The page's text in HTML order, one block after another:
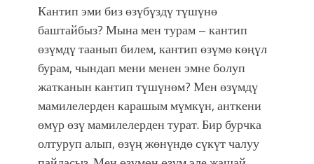
Кантип эми биз өзүбүздү түшүнө
баштайбыз? Мына мен турам – кантип
өзүмдү таанып билем, кантип өзүмө көңүл
бурам, чындап мени менен эмне болуп
жатканын кантип түшүнөм? Мен өзүмдү
мамилелерден карашым мүмкүн, анткени
өмүр өзү мамилелерден турат. Бир бурчка
олтуруп алып, өзүң жөнүндө сүкүт чалуу